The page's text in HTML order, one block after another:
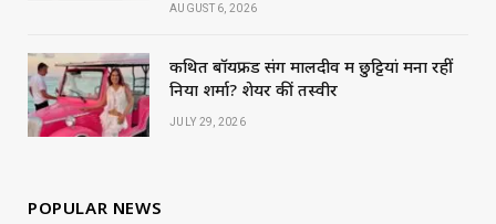
AUGUST 6, 2026
कथित बॉयफ्रेंड संग मालदीव में छुट्टियां मना रहीं
निया शर्मा? शेयर कीं तस्वीरें
JULY 29, 2026
POPULAR NEWS